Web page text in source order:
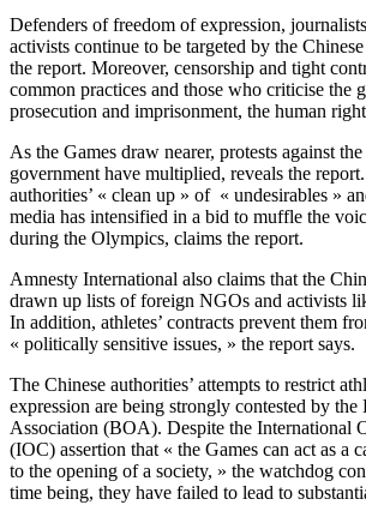
Defenders of freedom of expression,
activists continue to be targeted by the
the report. Moreover, censorship and tight
common practices and those who criticise the
prosecution and imprisonment, the human
As the Games draw nearer, protests against
government have multiplied, reveals the
authorities’ « clean up » of « undesirables »
media has intensified in a bid to muffle the
during the Olympics, claims the report.
Amnesty International also claims that the
drawn up lists of foreign NGOs and activists
In addition, athletes’ contracts prevent them
« politically sensitive issues, » the report says.
The Chinese authorities’ attempts to restrict
expression are being strongly contested by
Association (BOA). Despite the International
(IOC) assertion that « the Games can act as a
to the opening of a society, » the watchdog
time being, they have failed to lead to